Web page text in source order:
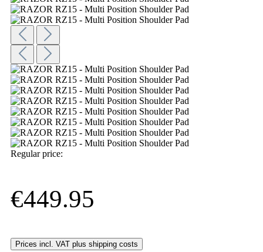
Regular price:
€449.95
Prices incl. VAT plus shipping costs